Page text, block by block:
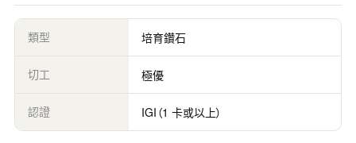
類型 培育鑽石
切工 極優
認證 IGI（1 卡或以上）